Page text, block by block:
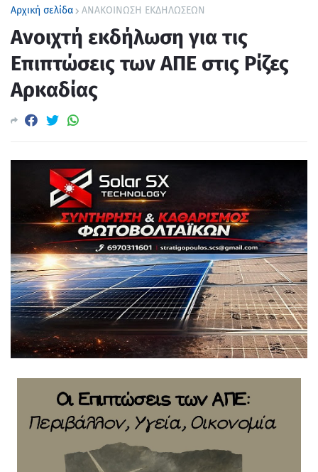
Αρχική σελίδα ΑΝΑΚΟΙΝΩΣΗ ΕΚΔΗΛΩΣΕΩΝ
Ανοιχτή εκδήλωση για τις
Επιπτώσεις των ΑΠΕ στις Ρίζες
Αρκαδίας